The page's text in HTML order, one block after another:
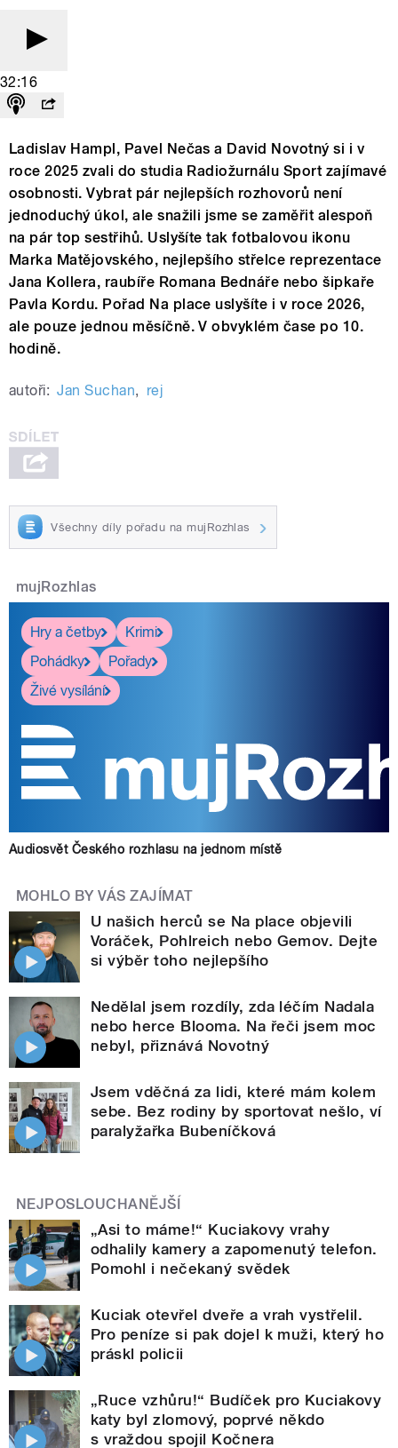
32:16
Ladislav Hampl, Pavel Nečas a David Novotný si i v
roce 2025 zvali do studia Radiožurnálu Sport zajímavé
osobnosti. Vybrat pár nejlepších rozhovorů není
jednoduchý úkol, ale snažili jsme se zaměřit alespoň
na pár top sestřihů. Uslyšíte tak fotbalovou ikonu
Marka Matějovského, nejlepšího střelce reprezentace
Jana Kollera, raubíře Romana Bednáře nebo šipkaře
Pavla Kordu. Pořad Na place uslyšíte i v roce 2026,
ale pouze jednou měsíčně. V obvyklém čase po 10.
hodině.
autoři: Jan Suchan, rej
Všechny díly pořadu na mujRozhlas
mujRozhlas
Hry a četby
Krimi
Pohádky
Pořady
Živé vysílání
Audiosvět Českého rozhlasu na jednom místě
MOHLO BY VÁS ZAJÍMAT
U našich herců se Na place objevili
Voráček, Pohlreich nebo Gemov. Dejte
si výběr toho nejlepšího
Nedělal jsem rozdíly, zda léčím Nadala
nebo herce Blooma. Na řeči jsem moc
nebyl, přiznává Novotný
Jsem vděčná za lidi, které mám kolem
sebe. Bez rodiny by sportovat nešlo, ví
paralyžařka Bubeníčková
NEJPOSLOUCHANĚJŠÍ
„Asi to máme!“ Kuciakovy vrahy
odhalily kamery a zapomenutý telefon.
Pomohl i nečekaný svědek
Kuciak otevřel dveře a vrah vystřelil.
Pro peníze si pak dojel k muži, který ho
práskl policii
„Ruce vzhůru!“ Budíček pro Kuciakovy
katy byl zlomový, poprvé někdo
s vraždou spojil Kočnera